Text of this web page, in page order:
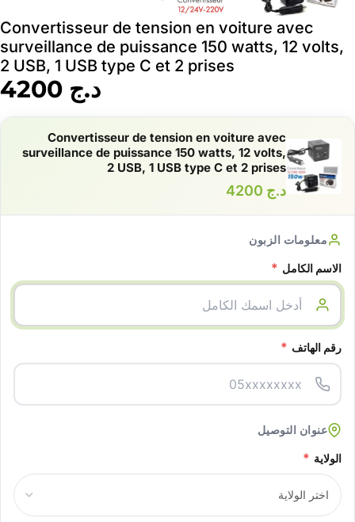
Convertisseur de tension en voiture avec
surveillance de puissance 150 watts, 12 volts,
2 USB, 1 USB type C et 2 prises
د.ج
Convertisseur de tension en voiture avec
surveillance de puissance 150 watts, 12 volts,
2 USB, 1 USB type C et 2 prises
د.ج
معلومات الزبون
الاسم الكامل *
رقم الهاتف *
عنوان التوصيل
الولاية *